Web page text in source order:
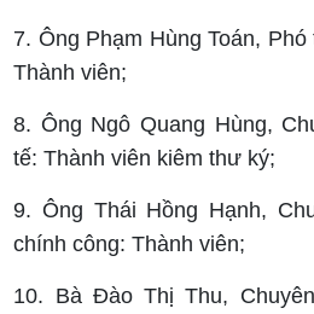
7. Ông Phạm Hùng Toán,
Thành viên;
8. Ông Ngô Quang Hùng,
tế: Thành viên kiêm thư ký;
9. Ông Thái Hồng Hạnh,
chính công: Thành viên;
10. Bà Đào Thị Thu,